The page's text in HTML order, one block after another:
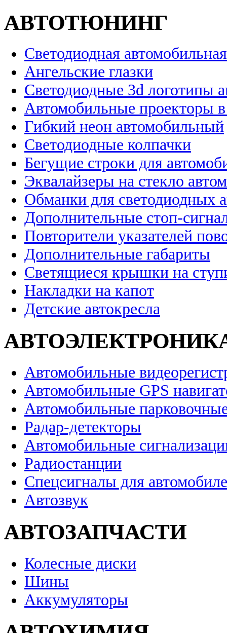
АВТОТЮНИНГ
Светодиодная
Ангельские глазки
Светодиодные 3d логотипы
Автомобильные проекторы
Гибкий неон автомобильный
Светодиодные колпачки
Бегущие строки для
Эквалайзеры на стекло
Обманки для светодиодных
Дополнительные стоп-
Повторители указателей
Дополнительные габариты
Светящиеся крышки на
Накладки на капот
Детские автокресла
Автомобильные
Автомобильные GPS
Автомобильные
Радар-детекторы
Автомобильные
Радиостанции
Спецсигналы для
Автозвук
АВТОЗАПЧАСТИ
Колесные диски
Шины
Аккумуляторы